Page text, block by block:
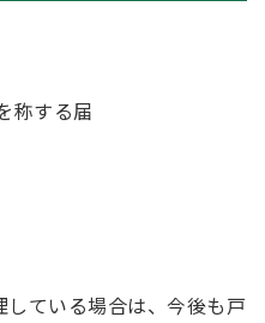
称する届
している場合は、今後も戸